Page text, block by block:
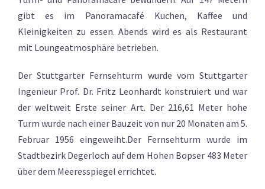
gibt es im Panoramacafé Kuchen, Kaffee und
Kleinigkeiten zu essen. Abends wird es als Restaurant
mit Loungeatmosphäre betrieben.
Der Stuttgarter Fernsehturm wurde vom Stuttgarter
Ingenieur Prof. Dr. Fritz Leonhardt konstruiert und war
der weltweit Erste seiner Art. Der 216,61 Meter hohe
Turm wurde nach einer Bauzeit von nur 20 Monaten am 5.
Februar 1956 eingeweiht.Der Fernsehturm wurde im
Stadtbezirk Degerloch auf dem Hohen Bopser 483 Meter
über dem Meeresspiegel errichtet.